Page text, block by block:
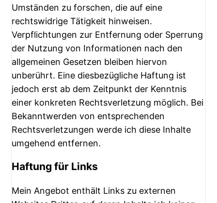
Umständen zu forschen, die auf eine
rechtswidrige Tätigkeit hinweisen.
Verpflichtungen zur Entfernung oder Sperrung
der Nutzung von Informationen nach den
allgemeinen Gesetzen bleiben hiervon
unberührt. Eine diesbezügliche Haftung ist
jedoch erst ab dem Zeitpunkt der Kenntnis
einer konkreten Rechtsverletzung möglich. Bei
Bekanntwerden von entsprechenden
Rechtsverletzungen werde ich diese Inhalte
umgehend entfernen.
Haftung für Links
Mein Angebot enthält Links zu externen